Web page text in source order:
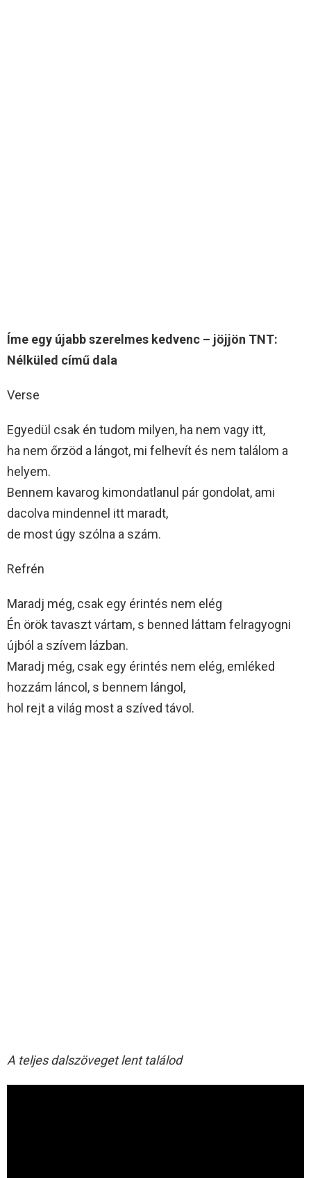
Íme egy újabb szerelmes kedvenc – jöjjön TNT:
Nélküled című dala
Verse
Egyedül csak én tudom milyen, ha nem vagy itt,
ha nem őrzöd a lángot, mi felhevít és nem találom a
helyem.
Bennem kavarog kimondatlanul pár gondolat, ami
dacolva mindennel itt maradt,
de most úgy szólna a szám.
Refrén
Maradj még, csak egy érintés nem elég
Én örök tavaszt vártam, s benned láttam felragyogni
újból a szívem lázban.
Maradj még, csak egy érintés nem elég, emléked
hozzám láncol, s bennem lángol,
hol rejt a világ most a szíved távol.
A teljes dalszöveget lent találod